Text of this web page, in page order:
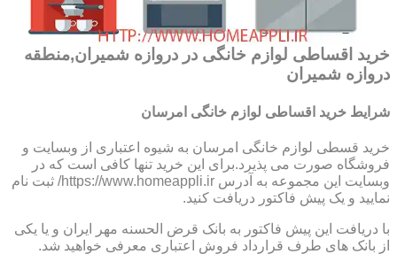
خرید اقساطی لوازم خانگی در دروازه شمیران,منطقه
دروازه شمیران
شرایط خرید اقساطی لوازم خانگی امرسان
خرید قسطی لوازم خانگی امرسان به شیوه اعتباری از وبسایت و
فروشگاه صورت می پذیرد.برای این خرید تنها کافی است که در
وبسایت این مجموعه به آدرس https://www.homeappli.ir/ ثبت نام
نمایید و یک پیش فاکتور دریافت کنید.
با دریافت این پیش فاکتور به بانک قرض الحسنه مهر ایران و یا یکی
از بانک های طرف قرارداد فروش اعتباری معرفی خواهید شد.